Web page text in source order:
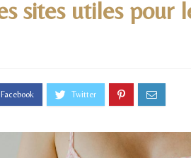
sites utiles pour